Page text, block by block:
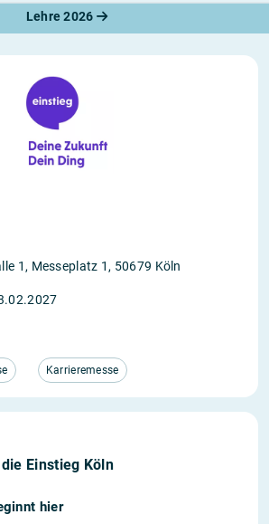
Lehre 2026
1, Messeplatz 1, 50679 Köln
Karrieremesse
Einstieg Köln
hier